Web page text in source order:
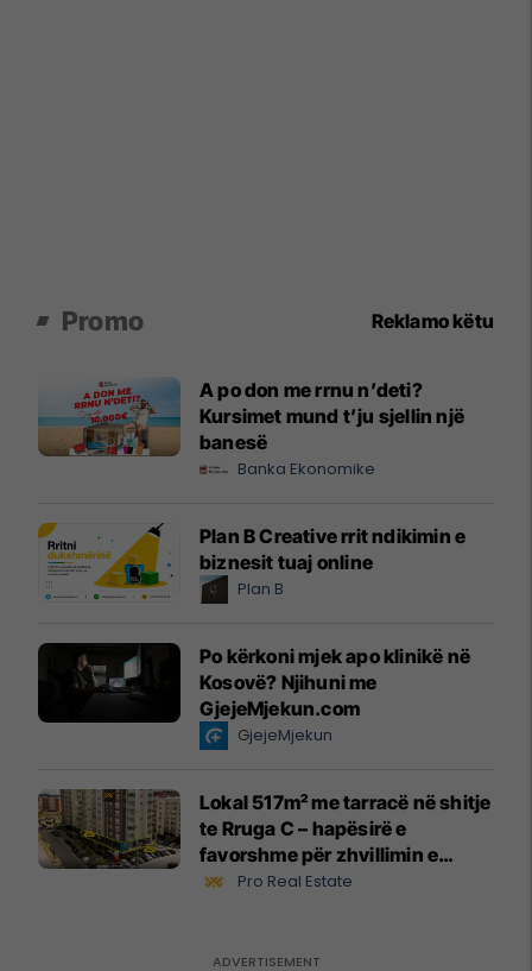
Promo Reklamo këtu
A po don me rrnu n’deti?
Kursimet mund t’ju sjellin një
banesë
Banka Ekonomike
Plan B Creative rrit ndikimin e
biznesit tuaj online
Plan B
Po kërkoni mjek apo klinikë në
Kosovë? Njihuni me
GjejeMjekun.com
GjejeMjekun
Lokal 517m² me tarracë në shitje
te Rruga C – hapësirë e
favorshme për zhvillimin e
biznesit #15796
Pro Real Estate